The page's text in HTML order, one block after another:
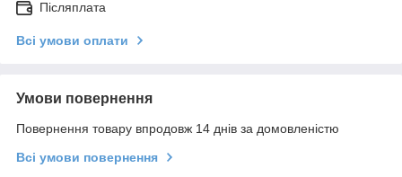
Післяплата
Всі умови оплати
Умови повернення
Повернення товару впродовж 14 днів за домовленістю
Всі умови повернення